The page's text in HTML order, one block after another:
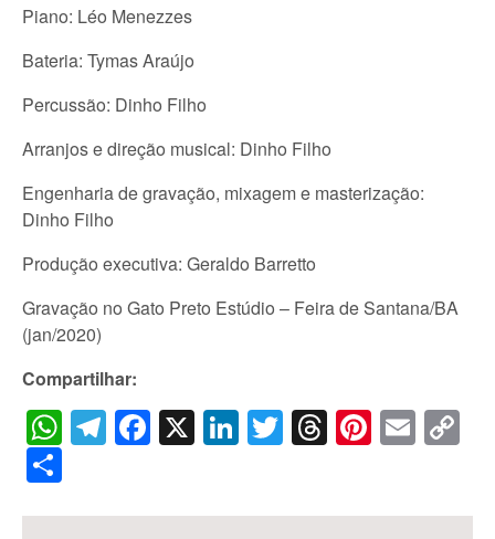
Piano: Léo Menezzes
Bateria: Tymas Araújo
Percussão: Dinho Filho
Arranjos e direção musical: Dinho Filho
Engenharia de gravação, mixagem e masterização:
Dinho Filho
Produção executiva: Geraldo Barretto
Gravação no Gato Preto Estúdio – Feira de Santana/BA
(jan/2020)
Compartilhar:
WhatsApp
Telegram
Facebook
X LinkedIn
Twitter
Threads